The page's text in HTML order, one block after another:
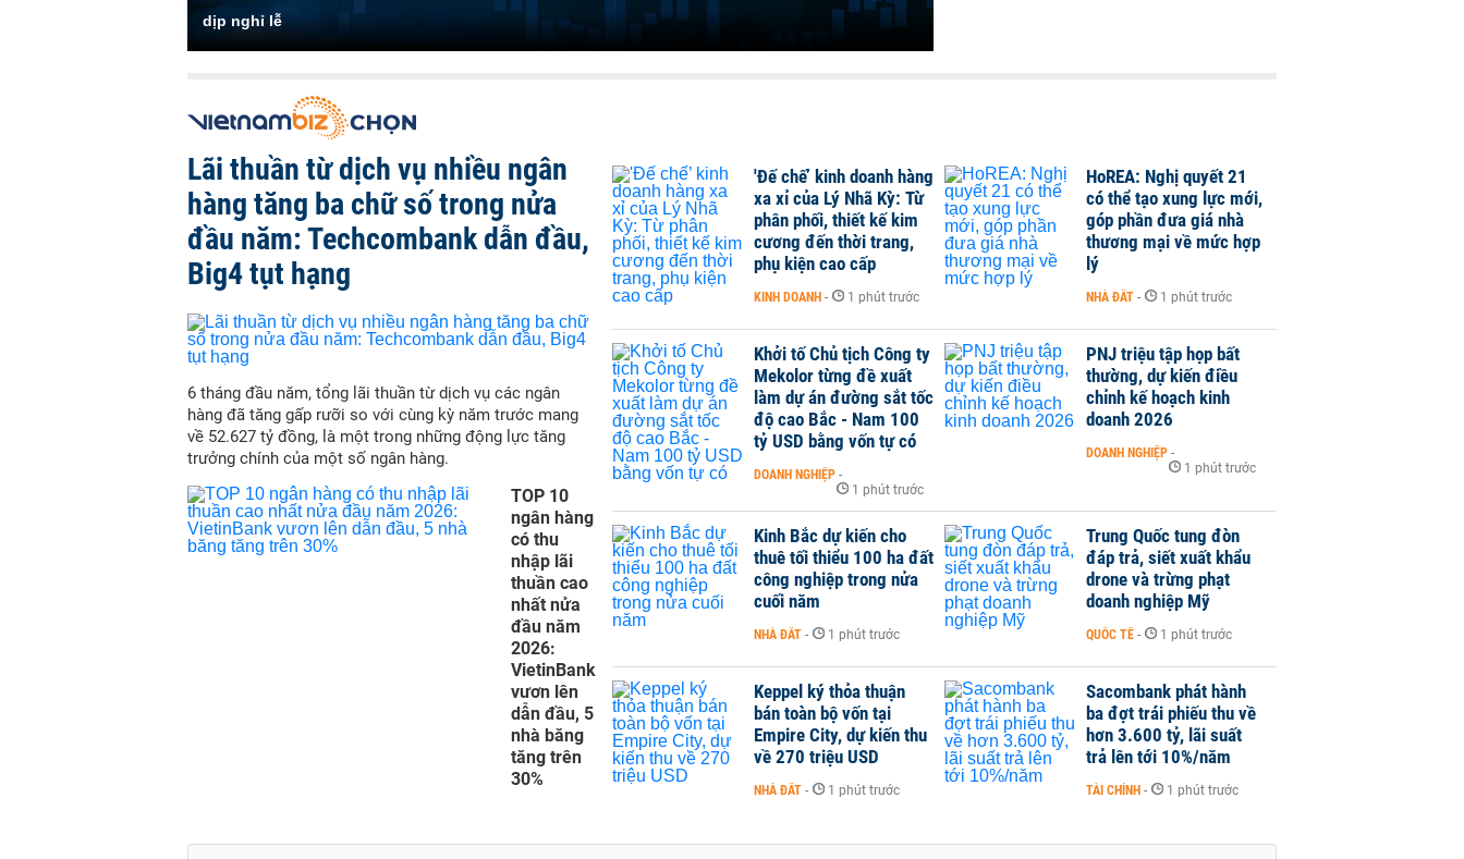
dịp nghỉ lễ
Lãi thuần từ dịch vụ nhiều ngân
hàng tăng ba chữ số trong nửa
đầu năm: Techcombank dẫn đầu,
Big4 tụt hạng
6 tháng đầu năm, tổng lãi thuần từ dịch vụ các ngân
hàng đã tăng gấp rưỡi so với cùng kỳ năm trước mang
về 52.627 tỷ đồng, là một trong những động lực tăng
trưởng chính của một số ngân hàng.
TOP 10
ngân hàng
có thu
nhập lãi
thuần cao
nhất nửa
đầu năm
2026:
VietinBank
vươn lên
dẫn đầu, 5
nhà băng
tăng trên
30%
'Đế chế’ kinh doanh hàng
xa xỉ của Lý Nhã Kỳ: Từ
phân phối, thiết kế kim
cương đến thời trang,
phụ kiện cao cấp
KINH DOANH - 1 phút trước
HoREA: Nghị quyết 21
có thể tạo xung lực mới,
góp phần đưa giá nhà
thương mại về mức hợp
lý
NHÀ ĐẤT - 1 phút trước
Khởi tố Chủ tịch Công ty
Mekolor từng đề xuất
làm dự án đường sắt tốc
độ cao Bắc - Nam 100
tỷ USD bằng vốn tự có
DOANH NGHIỆP -
1 phút trước
PNJ triệu tập họp bất
thường, dự kiến điều
chỉnh kế hoạch kinh
doanh 2026
DOANH NGHIỆP -
1 phút trước
Kinh Bắc dự kiến cho
thuê tối thiểu 100 ha đất
công nghiệp trong nửa
cuối năm
NHÀ ĐẤT - 1 phút trước
Trung Quốc tung đòn
đáp trả, siết xuất khẩu
drone và trừng phạt
doanh nghiệp Mỹ
QUỐC TẾ - 1 phút trước
Keppel ký thỏa thuận
bán toàn bộ vốn tại
Empire City, dự kiến thu
về 270 triệu USD
NHÀ ĐẤT - 1 phút trước
Sacombank phát hành
ba đợt trái phiếu thu về
hơn 3.600 tỷ, lãi suất
trả lên tới 10%/năm
TÀI CHÍNH - 1 phút trước